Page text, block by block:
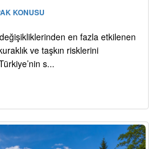
KONUSU
en fazla etkilenen
ve taşkın risklerini
s...